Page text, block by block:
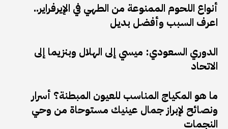
أنواع اللحوم الممنوعة من الطهي في الإيرفراير..
اعرف السبب وأفضل بديل
الدوري السعودي: ميسي إلى الهلال وبنزيما إلى
الاتحاد
ما هو المكياج المناسب للعيون المبطنة؟ أسرار
ونصائح لإبراز جمال عينيك مستوحاة من وحي
النجمات